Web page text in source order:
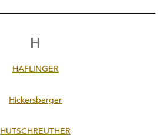
H
HAFLINGER
Hickersberger
HUTSCHREUTHER